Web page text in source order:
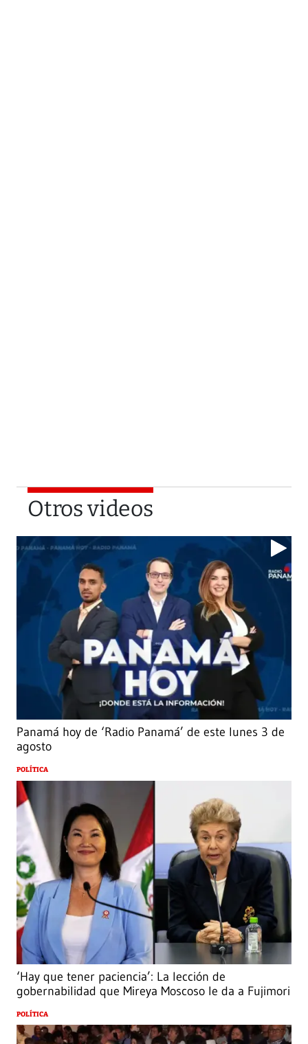
Otros videos
Panamá hoy de ‘Radio Panamá’ de este lunes 3 de
agosto
POLÍTICA
‘Hay que tener paciencia’: La lección de
gobernabilidad que Mireya Moscoso le da a Fujimori
POLÍTICA